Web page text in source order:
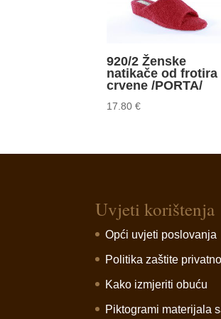
920/2 Ženske
natikače od frotira
crvene /PORTA/
17.80€
Uvjeti korištenja
Opći uvjeti poslovanja
Politika zaštite
Kako izmjeriti obuću
Piktogrami materijala